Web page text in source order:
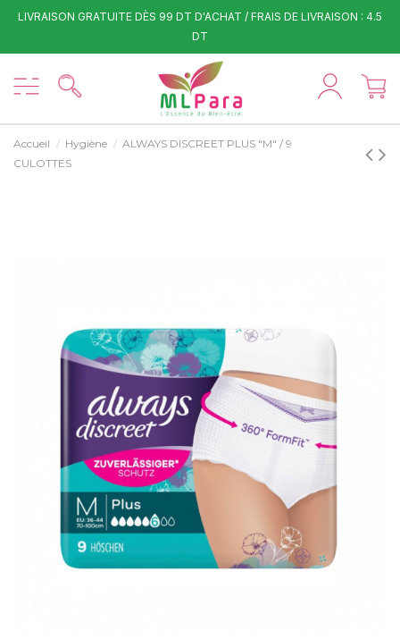
LIVRAISON GRATUITE DÈS 99 DT D'ACHAT / FRAIS DE LIVRAISON : 4.5
DT
Accueil Hygiène
ALWAYS DISCREET PLUS "M" / 9
CULOTTES